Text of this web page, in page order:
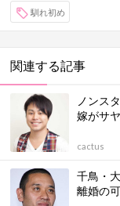
馴れ初め
関連する記事
ノンス
嫁がサ
cactus
千鳥・
離婚の